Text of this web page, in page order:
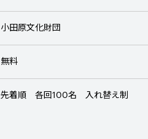
小田原文化財団
無料
先着順 各回100名 入れ替え制